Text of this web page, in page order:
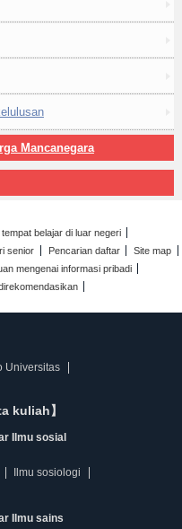
Mancanegara
belajar di luar negeri
senior Pencarian daftar
Site map
mengenai informasi pribadi
Universitas
kuliah】
Ilmu sosial
Ilmu sosiologi
Ilmu sains